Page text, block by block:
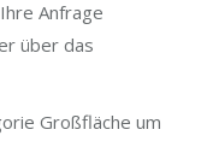
Anfrage
über das
Großfläche um